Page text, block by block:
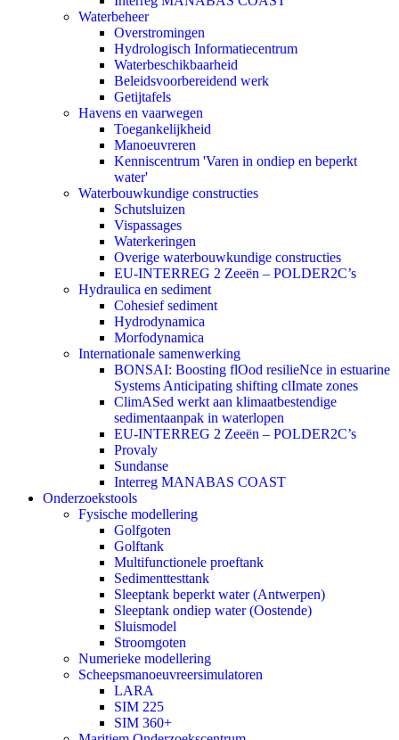
Waterbeheer
Overstromingen
Hydrologisch Informatiecentrum
Waterbeschikbaarheid
Beleidsvoorbereidend werk
Getijtafels
Havens en vaarwegen
Toegankelijkheid
Manoeuvreren
Kenniscentrum 'Varen in ondiep en beperkt
water'
Waterbouwkundige constructies
Schutsluizen
Vispassages
Waterkeringen
Overige waterbouwkundige constructies
EU-INTERREG 2 Zeeën – POLDER2C’s
Hydraulica en sediment
Cohesief sediment
Hydrodynamica
Morfodynamica
Internationale samenwerking
BONSAI: Boosting flOod resilieNce in estuarine
Systems Anticipating shifting clImate zones
ClimASed werkt aan klimaatbestendige
sedimentaanpak in waterlopen
EU-INTERREG 2 Zeeën – POLDER2C’s
Provaly
Sundanse
Interreg MANABAS COAST
Onderzoekstools
Fysische modellering
Golfgoten
Golftank
Multifunctionele proeftank
Sedimenttesttank
Sleeptank beperkt water (Antwerpen)
Sleeptank ondiep water (Oostende)
Sluismodel
Stroomgoten
Numerieke modellering
Scheepsmanoeuvreersimulatoren
LARA
SIM 225
SIM 360+